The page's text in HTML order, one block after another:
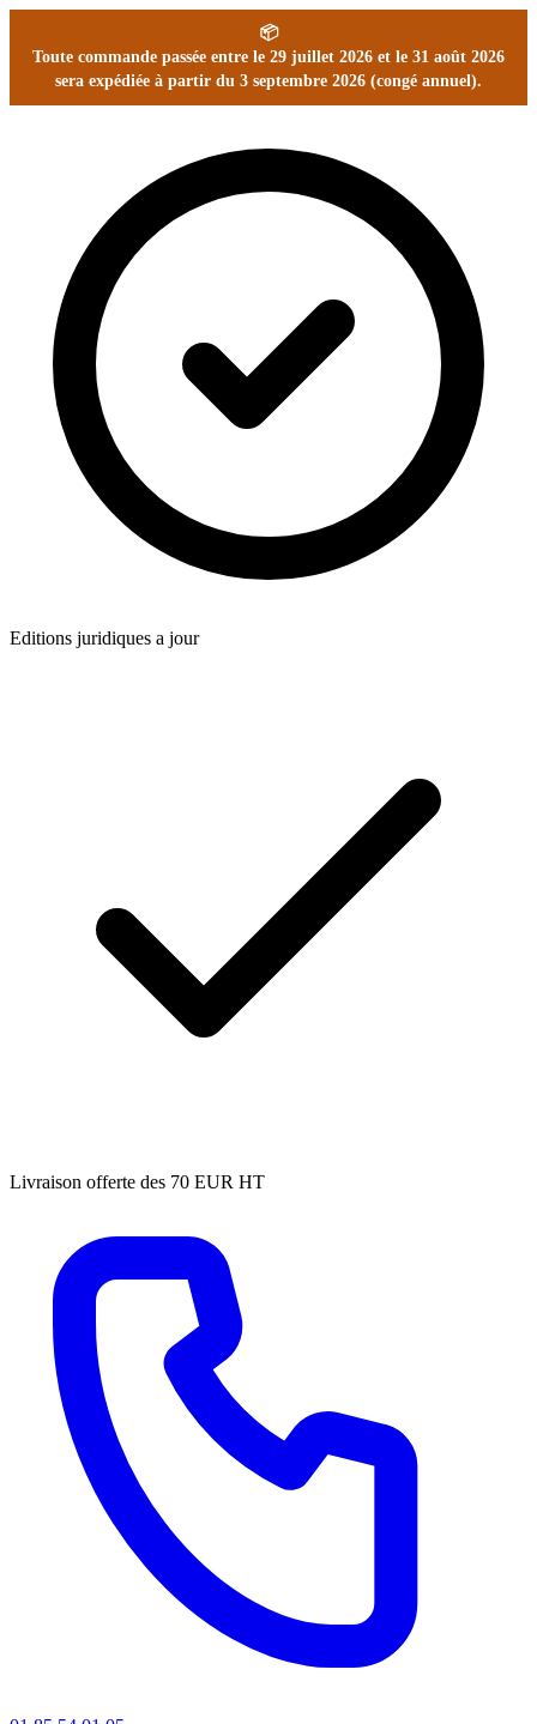
📦
Toute commande passée entre le 29 juillet 2026 et le 31 août 2026
sera expédiée à partir du 3 septembre 2026 (congé annuel).
Editions juridiques a jour
Livraison offerte des 70 EUR HT